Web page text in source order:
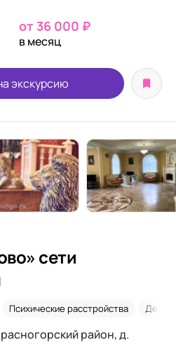
от 36 000 ₽
в месяц
экскурсию
сети
Психические расстройства
район, д.